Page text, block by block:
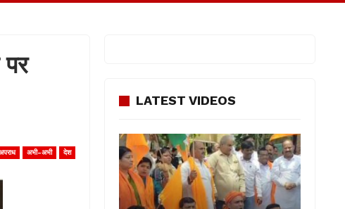
अभी-अभी देश
LATEST VIDEOS